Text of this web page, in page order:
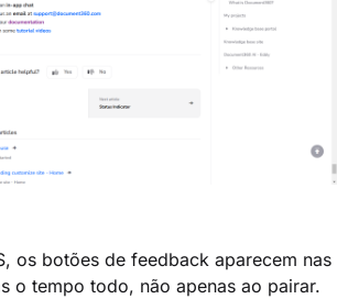
os botões de feedback aparecem nas
o tempo todo, não apenas ao pairar.